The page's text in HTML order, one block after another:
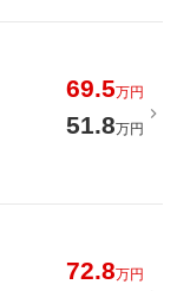
69.5万円
51.8万円
72.8万円